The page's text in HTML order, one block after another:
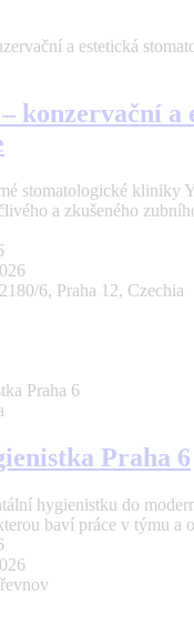
konzervační a
stomatologické kliniky
a zkušeného
6, Praha 12, Czechia
Praha 6
hygienistku do
baví práce v týmu a